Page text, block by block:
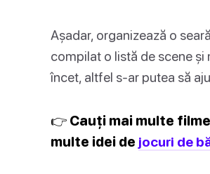
Așadar, organizează o
compilat o listă de scene
încet, altfel s-ar putea să
👉 Cauți mai multe
multe idei de jocuri de